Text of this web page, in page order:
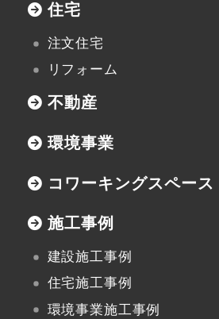
住宅
注文住宅
リフォーム
不動産
環境事業
コワーキングスペース
施工事例
建設施工事例
住宅施工事例
環境事業施工事例